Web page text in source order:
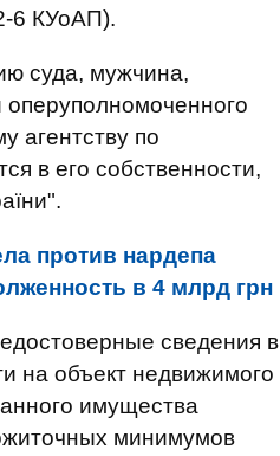
6 КУоАП).
суда, мужчина,
агентству по
в его собственности,
против нардепа
в 4 млрд грн
сведения в
на объект недвижимого
имущества
минимумов